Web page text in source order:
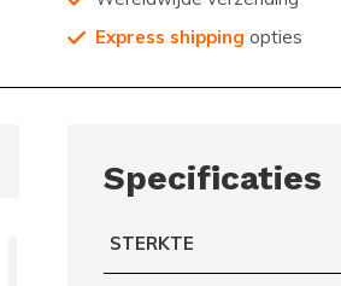
Express shipping opties
Specificaties
STERKTE